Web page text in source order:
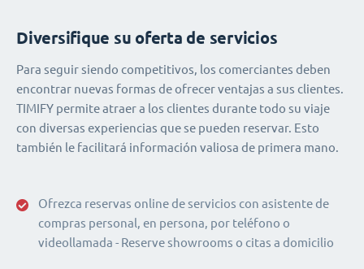
Ofrezca reservas online de servicios con asistente de
compras personal, en persona, por teléfono o
videollamada - Reserve showrooms o citas a domicilio
Diversifique su oferta de servicios
Para seguir siendo competitivos, los comerciantes deben
encontrar nuevas formas de ofrecer ventajas a sus clientes.
TIMIFY permite atraer a los clientes durante todo su viaje
con diversas experiencias que se pueden reservar. Esto
también le facilitará información valiosa de primera mano.